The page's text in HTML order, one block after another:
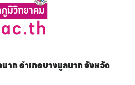
าก อำเภอบางมูลนาก จังหวัด